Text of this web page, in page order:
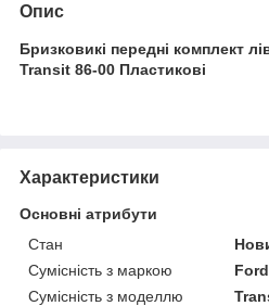
Опис
Бризковикі передні комплект
Transit 86-00 Пластикові
Характеристики
Основні атрибути
Стан
Сумісність з маркою
Ford
Сумісність з моделлю